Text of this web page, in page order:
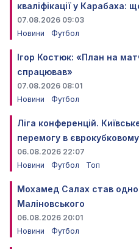
кваліфікації у Карабаха:
07.08.2026 09:03
Новини
Футбол
Ігор Костюк: «План на
спрацював»
07.08.2026 08:01
Новини
Футбол
Ліга конференцій.
перемогу в єврокубковому
06.08.2026 22:07
Новини
Футбол Топ
Мохамед Салах став
Маліновського
06.08.2026 20:01
Новини
Футбол